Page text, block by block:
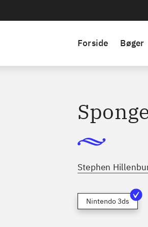
Forside Bøger
Stephen
Nintendo 3ds